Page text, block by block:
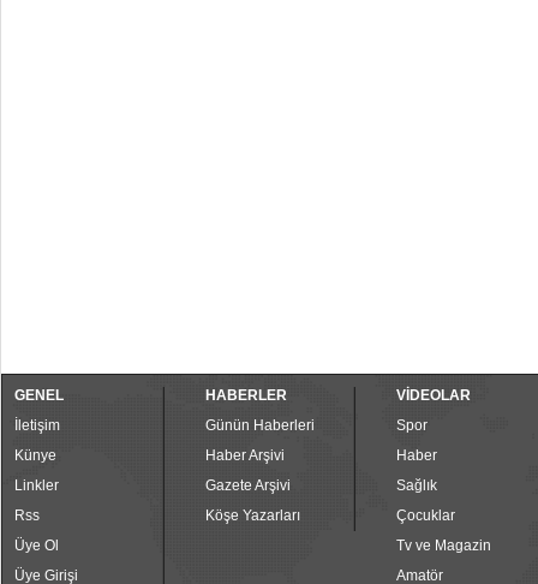
GENEL
İletişim
Künye
Linkler
Rss
Üye Ol
Üye Girişi
HABERLER
Günün Haberleri
Haber Arşivi
Gazete Arşivi
Köşe Yazarları
VİDEOLAR
Spor
Haber
Sağlık
Çocuklar
Tv ve Magazin
Amatör